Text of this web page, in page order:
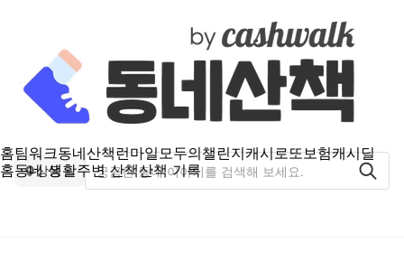
홈팀워크동네산책런마일모두의챌린지캐시로또보험캐시딜
홈동네 생활주변 산책산책 기록
상동